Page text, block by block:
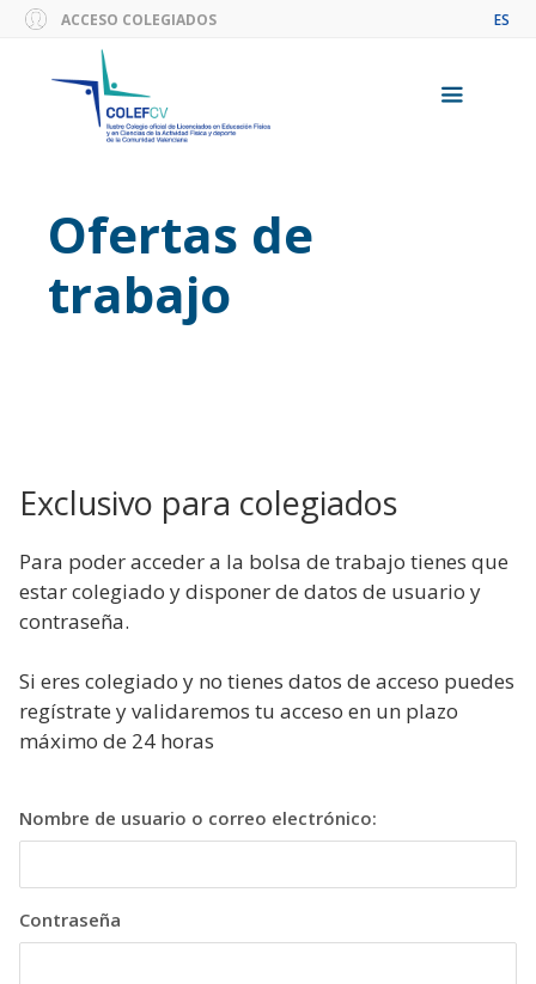
Saltar
contenido
ACCESO COLEGIADOS ES
Ofertas de
trabajo
Exclusivo para colegiados
Para poder acceder a la bolsa de trabajo tienes que
estar colegiado y disponer de datos de usuario y
contraseña.
Si eres colegiado y no tienes datos de acceso puedes
regístrate y validaremos tu acceso en un plazo
máximo de 24 horas
Nombre de usuario o correo electrónico:
Contraseña